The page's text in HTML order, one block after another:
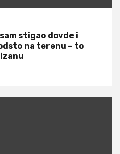
stigao dovde i
na terenu – to